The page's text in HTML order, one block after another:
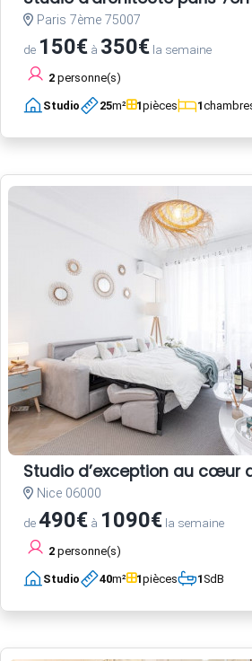
Paris 7ème 75007
de 150€ à 350€ la semaine
2 personne(s)
Studio 25m² 1pièces 1
Studio d’exception au cœur
Nice 06000
de490€ à 1090€ la semaine
2 personne(s)
Studio 40m² 1pièces 1SdB